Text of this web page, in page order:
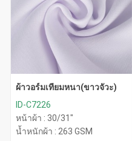
ผ้าวอร์มเทียมหนา(ขาวจั๊วะ)
ID-C7226
หน้าผ้า : 30/31"
น้ำหนักผ้า : 263 GSM